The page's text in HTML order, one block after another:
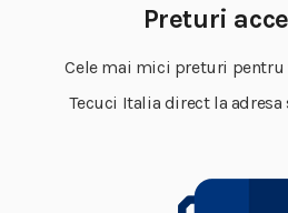
Preturi
Cele mai mici preturi pentru
Tecuci Italia direct la